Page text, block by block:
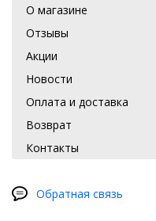
О магазине
Отзывы
Акции
Новости
Оплата и доставка
Возврат
Контакты
Обратная связь